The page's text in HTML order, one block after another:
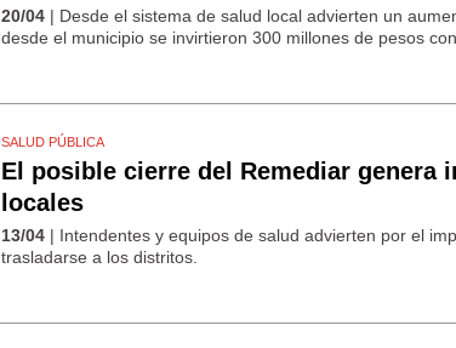
20/04 | Desde el sistema de salud local advierten un
desde el municipio se invirtieron 300 millones de pesos
SALUD PÚBLICA
El posible cierre del Remediar genera
locales
13/04 | Intendentes y equipos de salud advierten por el
trasladarse a los distritos.